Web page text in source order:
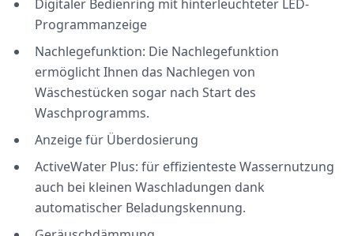
Digitaler Bedienring mit hinterleuchteter LED-
Programmanzeige
Nachlegefunktion: Die Nachlegefunktion
ermöglicht Ihnen das Nachlegen von
Wäschestücken sogar nach Start des
Waschprogramms.
Anzeige für Überdosierung
ActiveWater Plus: für effizienteste Wassernutzung
auch bei kleinen Waschladungen dank
automatischer Beladungskennung.